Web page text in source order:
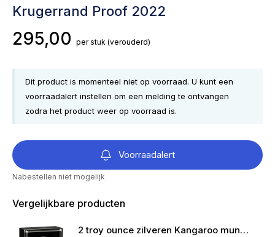
Krugerrand Proof 2022
295,00 per stuk (verouderd)
Dit product is momenteel niet op voorraad. U kunt een
voorraadalert instellen om een melding te ontvangen
zodra het product weer op voorraad is.
Voorraadalert
Nabestellen niet mogelijk
Vergelijkbare producten
2 troy ounce zilveren Kangaroo munt reverse gilded